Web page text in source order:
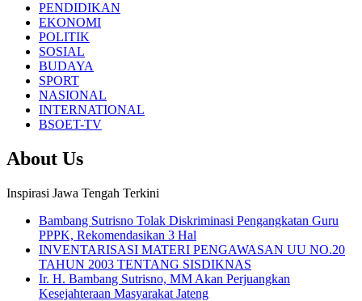
PENDIDIKAN
EKONOMI
POLITIK
SOSIAL
BUDAYA
SPORT
NASIONAL
INTERNATIONAL
BSOET-TV
About Us
Inspirasi Jawa Tengah Terkini
Bambang Sutrisno Tolak Diskriminasi Pengangkatan Guru
PPPK, Rekomendasikan 3 Hal
INVENTARISASI MATERI PENGAWASAN UU NO.20
TAHUN 2003 TENTANG SISDIKNAS
Ir. H. Bambang Sutrisno, MM Akan Perjuangkan
Kesejahteraan Masyarakat Jateng